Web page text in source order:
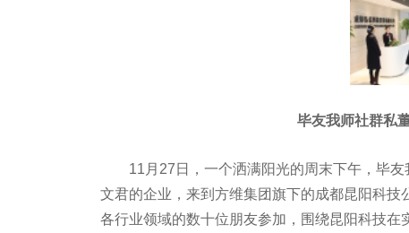
毕友我师社群私
11月27日，一个洒满阳光的周末下午，毕友
文君的企业，来到方维集团旗下的成都昆阳科
各行业领域的数十位朋友参加，围绕昆阳科技